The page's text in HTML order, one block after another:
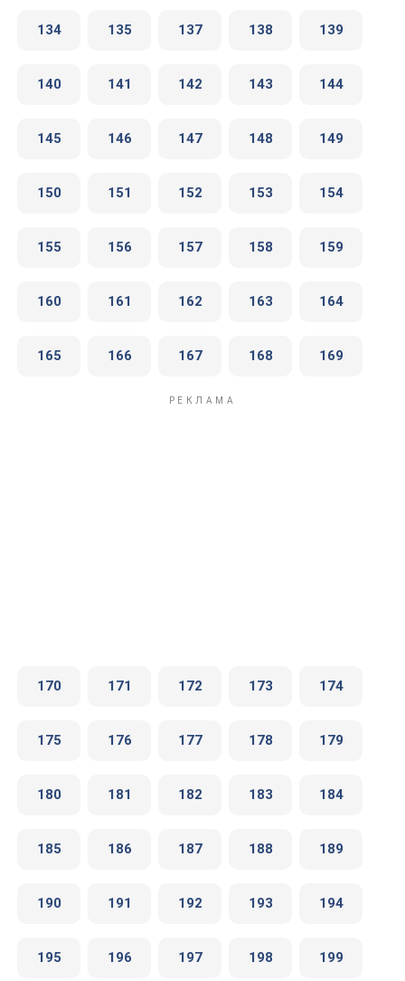
134 135 137 138 139
140 141 142 143 144
145 146 147 148 149
150 151 152 153 154
155 156 157 158 159
160 161 162 163 164
165 166 167 168 169
170 171 172 173 174
175 176 177 178 179
180 181 182 183 184
185 186 187 188 189
190 191 192 193 194
195 196 197 198 199